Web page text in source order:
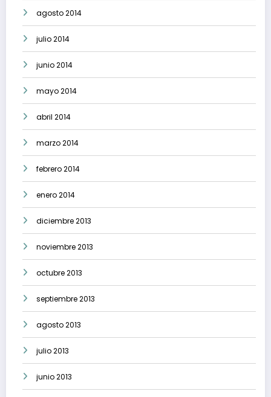
agosto 2014
julio 2014
junio 2014
mayo 2014
abril 2014
marzo 2014
febrero 2014
enero 2014
diciembre 2013
noviembre 2013
octubre 2013
septiembre 2013
agosto 2013
julio 2013
junio 2013